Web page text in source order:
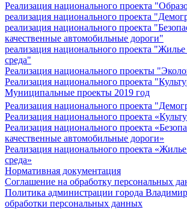
Реализация национального проекта
реализация национального проекта
реализация национального проекта
качественные автомобильные дороги"
реализация национального проекта "Жилье
среда"
Реализация национального проекты
Реализация национального проекта
Муниципальные проекты 2019 год
Реализация национального проекта
Реализация национального проекта
Реализация национального проекта
качественные автомобильные дороги»
Реализация национального проекта
среда»
Нормативная документация
Соглашение на обработку персональных
Политика администрации города
обработки персональных данных